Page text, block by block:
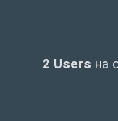
2 Users на